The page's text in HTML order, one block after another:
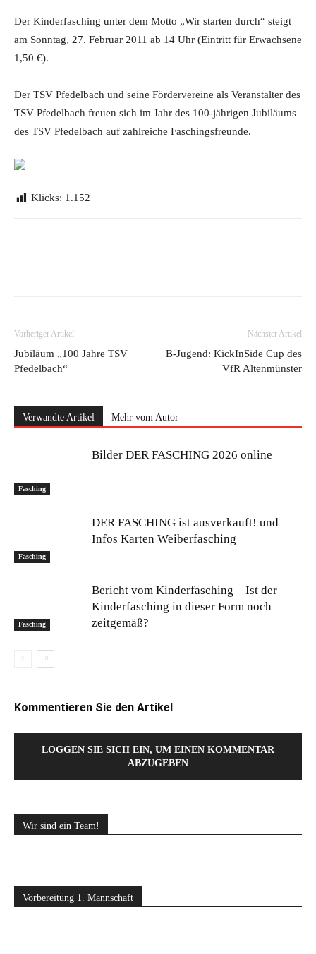
Der Kinderfasching unter dem Motto „Wir starten durch“ steigt
am Sonntag, 27. Februar 2011 ab 14 Uhr (Eintritt für Erwachsene
1,50 €).
Der TSV Pfedelbach und seine Fördervereine als Veranstalter des
TSV Pfedelbach freuen sich im Jahr des 100-jährigen Jubiläums
des TSV Pfedelbach auf zahlreiche Faschingsfreunde.
Klicks: 1.152
Vorheriger Artikel
Jubiläum „100 Jahre TSV
Pfedelbach“
Nächster Artikel
B-Jugend: KickInSide Cup des
VfR Altenmünster
Verwandte Artikel Mehr vom Autor
Fasching
Bilder DER FASCHING 2026 online
Fasching
DER FASCHING ist ausverkauft! und
Infos Karten Weiberfasching
Fasching
Bericht vom Kinderfasching – Ist der
Kinderfasching in dieser Form noch
zeitgemäß?
Kommentieren Sie den Artikel
LOGGEN SIE SICH EIN, UM EINEN KOMMENTAR
ABZUGEBEN
Wir sind ein Team!
Vorbereitung 1. Mannschaft